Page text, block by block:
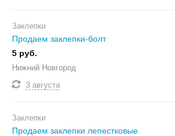
Заклепки
Продаем заклепки-болт
5 руб.
Нижний Новгород
3 августа
Заклепки
Продаем заклепки лепестковые